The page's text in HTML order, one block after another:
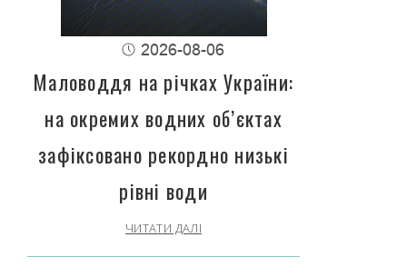
2026-08-06
Маловоддя на річках України:
на окремих водних об’єктах
зафіксовано рекордно низькі
рівні води
ЧИТАТИ ДАЛІ